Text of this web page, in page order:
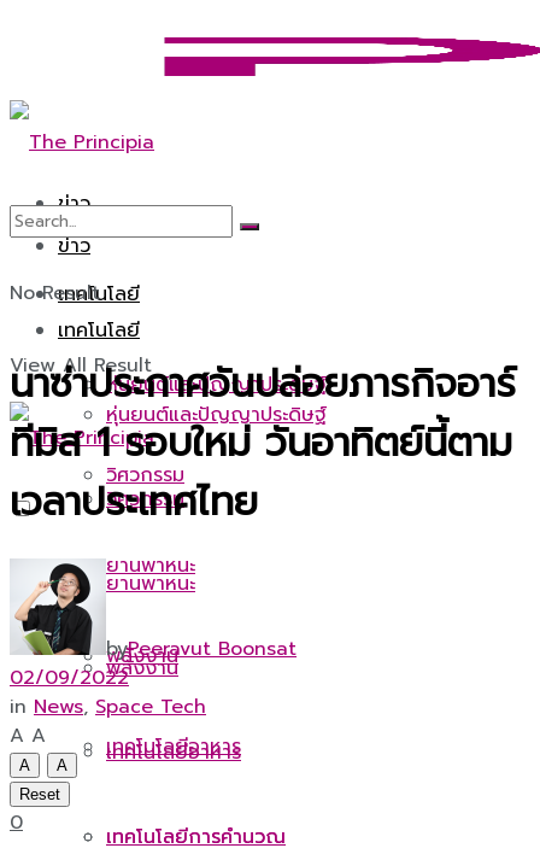
ข่าว
เทคโนโลยี
หุ่นยนต์และปัญญาประดิษฐ์
วิศวกรรม
ยานพาหนะ
พลังงาน
เทคโนโลยีอาหาร
เทคโนโลยีการคำนวณ
ข่าว
เทคโนโลยี
หุ่นยนต์และปัญญาประดิษฐ์
วิศวกรรม
ยานพาหนะ
พลังงาน
เทคโนโลยีอาหาร
เทคโนโลยีการคำนวณ
No Result
View All Result
นาซ่าประกาศวันปล่อยภารกิจอาร์
ทีมิส 1 รอบใหม่ วันอาทิตย์นี้ตาม
เวลาประเทศไทย
byPeeravut Boonsat
02/09/2022
in News, Space Tech
A A
A
A
Reset
0